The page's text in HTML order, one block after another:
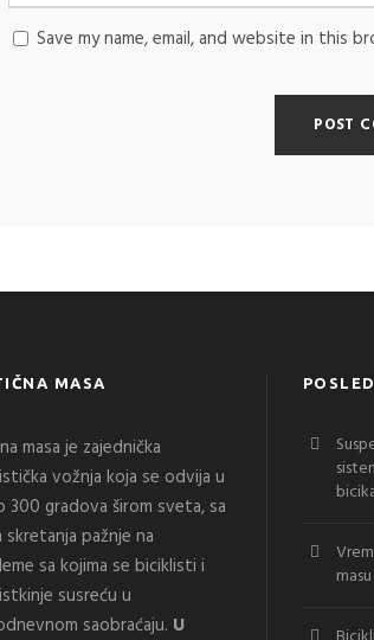
Save my name, email, and website in this
MASA
masa je zajednička
vožnja koja se odvija u
300 gradova širom sveta, sa
skretanja pažnje na
sa kojima se biciklisti i
susreću u
saobraćaju. U
masu